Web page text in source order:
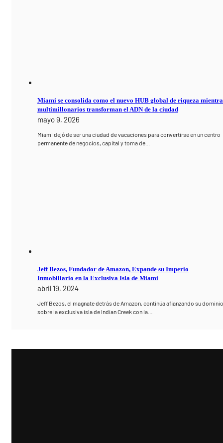
Miami se consolida como el nuevo HUB global de riqueza
multimillonarios transforman el ADN de la ciudad
mayo 9, 2026
Miami dejó de ser una ciudad de vacaciones para convertirse en un centro
permanente de negocios, capital y toma de…
Jeff Bezos, Fundador de Amazon, Expande su Imperio
Inmobiliario en la Exclusiva Isla de Miami
abril 19, 2024
Jeff Bezos, el magnate detrás de Amazon, continúa afianzando su
sobre la exclusiva isla de Indian Creek con la…